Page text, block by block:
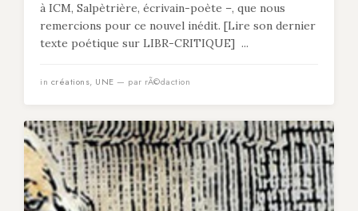
à ICM, Salpètrière, écrivain-poète –, que nous
remercions pour ce nouvel inédit. [Lire son dernier
texte poétique sur LIBR-CRITIQUE] ...
in créations, UNE — par rÃ©daction